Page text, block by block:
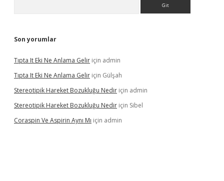
Son yorumlar
Tıpta It Eki Ne Anlama Gelir için admin
Tıpta It Eki Ne Anlama Gelir için Gülşah
Stereotipik Hareket Bozukluğu Nedir için admin
Stereotipik Hareket Bozukluğu Nedir için Sibel
Coraspin Ve Aspirin Aynı Mı için admin